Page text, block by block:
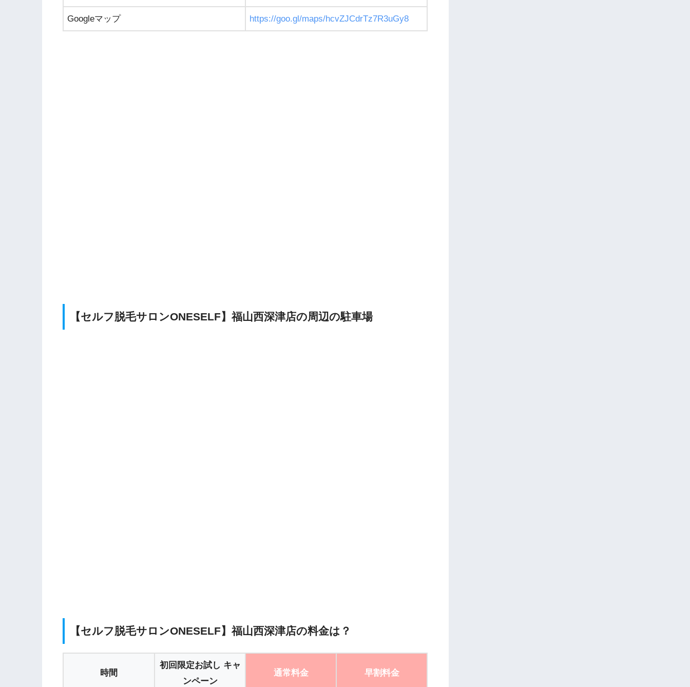
Googleマップ https://goo.gl/maps/hcvZJCdrTz7R3uGy8
【セルフ脱毛サロンONESELF】福山西深津店の周辺の駐車場
【セルフ脱毛サロンONESELF】福山西深津店の料金は？
時間
初回限定お試し キャ
ンペーン
通常料金 早割料金